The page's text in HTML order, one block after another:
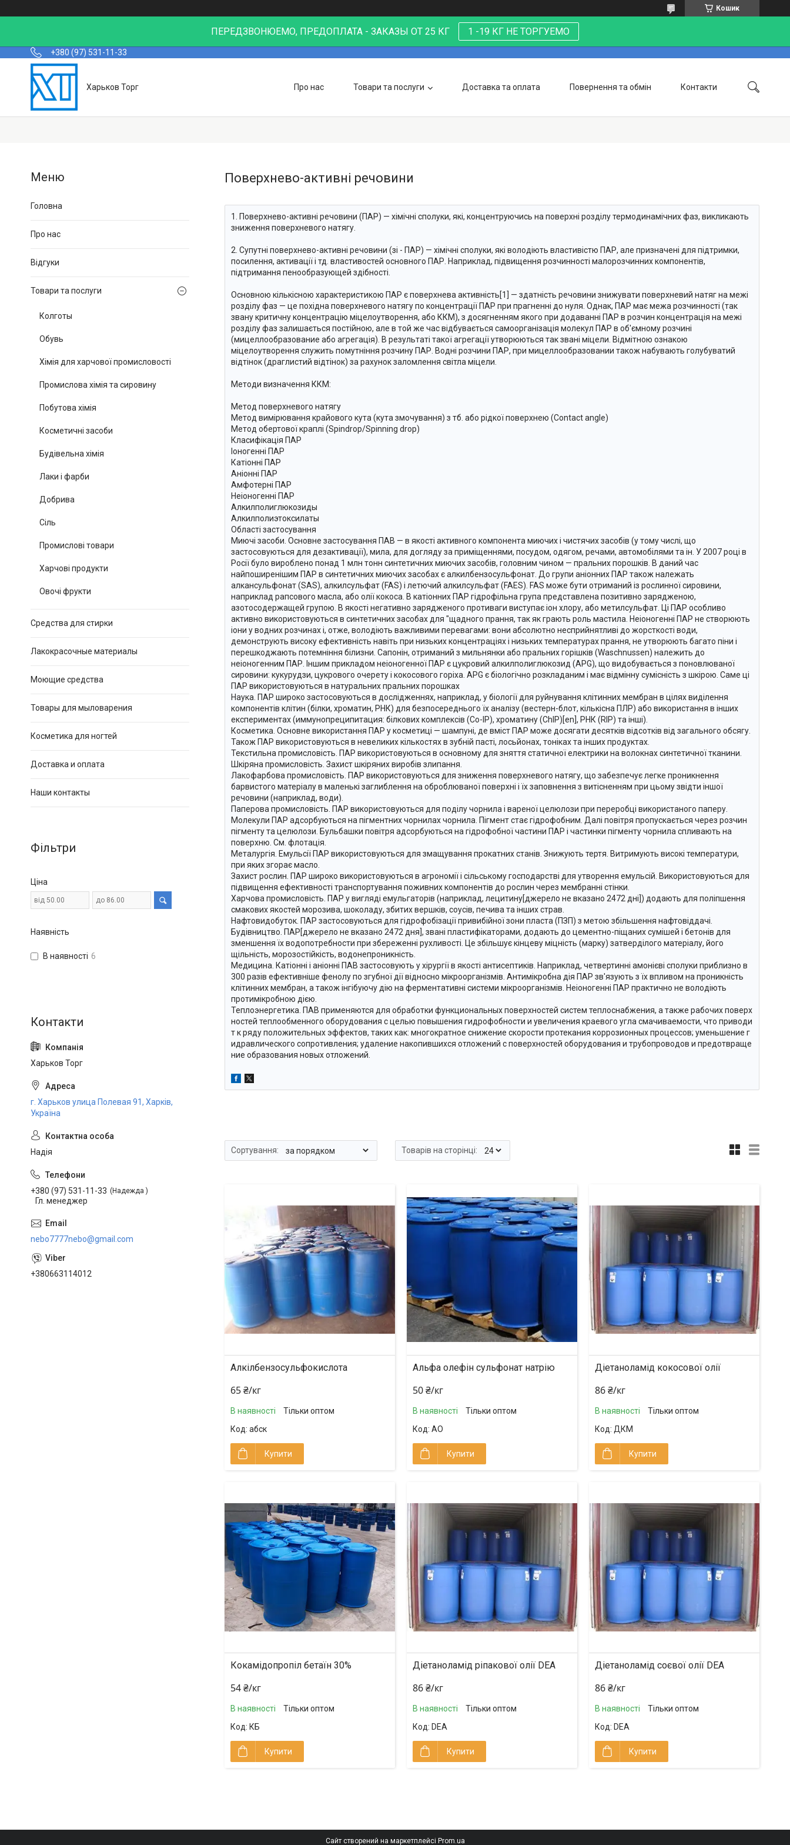
Кошик
ПЕРЕДЗВОНЮЕМО, ПРЕДОПЛАТА - ЗАКАЗЫ ОТ 25 КГ 1 -19 КГ НЕ ТОРГУЕМО
+380 (97) 531-11-33
Харьков Торг Про нас Товари та послуги Доставка та оплата Повернення та обмін Контакти
Поверхнево-активні речовини
1. Поверхнево-активні речовини (ПАР) — хімічні сполуки, які, концентруючись на поверхні розділу термодинамічних фаз, викликають
зниження поверхневого натягу.
2. Супутні поверхнево-активні речовини (зі - ПАР) — хімічні сполуки, які володіють властивістю ПАР, але призначені для підтримки,
посилення, активації і тд. властивостей основного ПАР. Наприклад, підвищення розчинності малорозчинних компонентів,
підтримання пенообразующей здібності.
Основною кількісною характеристикою ПАР є поверхнева активність[1] — здатність речовини знижувати поверхневий натяг на межі
розділу фаз — це похідна поверхневого натягу по концентрації ПАР при прагненні до нуля. Однак, ПАР має межа розчинності (так
звану критичну концентрацію міцелоутворення, або ККМ), з досягненням якого при додаванні ПАР в розчин концентрація на межі
розділу фаз залишається постійною, але в той же час відбувається самоорганізація молекул ПАР в об'ємному розчині
(мицеллообразование або агрегація). В результаті такої агрегації утворюються так звані міцели. Відмітною ознакою
міцелоутворення служить помутніння розчину ПАР. Водні розчини ПАР, при мицеллообразовании також набувають голубуватий
відтінок (драглистий відтінок) за рахунок заломлення світла міцели.
Методи визначення ККМ:
Метод поверхневого натягу
Метод вимірювання крайового кута (кута змочування) з тб. або рідкої поверхнею (Contact angle)
Метод обертової краплі (Spindrop/Spinning drop)
Класифікація ПАР
Іоногенні ПАР
Катіонні ПАР
Аніонні ПАР
Амфотерні ПАР
Неіоногенні ПАР
Алкилполиглюкозиды
Алкилполиэтоксилаты
Області застосування
Миючі засоби. Основне застосування ПАВ — в якості активного компонента миючих і чистячих засобів (у тому числі, що
застосовуються для дезактивації), мила, для догляду за приміщеннями, посудом, одягом, речами, автомобілями та ін. У 2007 році в
Росії було вироблено понад 1 млн тонн синтетичних миючих засобів, головним чином — пральних порошків. В даний час
найпоширенішим ПАР в синтетичних миючих засобах є алкилбензосульфонат. До групи аніонних ПАР також належать
алкансульфонат (SAS), алкилсульфат (FAS) і летючий алкилсульфат (FAES). FAS може бути отриманий із рослинної сировини,
наприклад рапсового масла, або олії кокоса. В катіонних ПАР гідрофільна група представлена позитивно зарядженою,
азотосодержащей групою. В якості негативно зарядженого противаги виступає іон хлору, або метилсульфат. Ці ПАР особливо
активно використовуються в синтетичних засобах для "щадного прання, так як грають роль мастила. Неіоногенні ПАР не створюють
іони у водних розчинах і, отже, володіють важливими перевагами: вони абсолютно несприйнятливі до жорсткості води,
демонструють високу ефективність навіть при низьких концентраціях і низьких температурах прання, не утворюють багато піни і
перешкоджають потемніння білизни. Сапонін, отриманий з мильнянки або пральних горішків (Waschnussen) належить до
неіоногенним ПАР. Іншим прикладом неіоногенної ПАР є цукровий алкилполиглюкозид (APG), що видобувається з поновлюваної
сировини: кукурудзи, цукрового очерету і кокосового горіха. APG є біологічно розкладаним і має відмінну сумісність з шкірою. Саме ці
ПАР використовуються в натуральних пральних порошках
Наука. ПАР широко застосовуються в дослідженнях, наприклад, у біології для руйнування клітинних мембран в цілях виділення
компонентів клітин (білки, хроматин, РНК) для безпосереднього їх аналізу (вестерн-блот, кількісна ПЛР) або використання в інших
експериментах (иммунопреципитация: білкових комплексів (Co-IP), хроматину (ChIP)[en], РНК (RIP) та інші).
Косметика. Основне використання ПАР у косметиці — шампуні, де вміст ПАР може досягати десятків відсотків від загального обсягу.
Також ПАР використовуються в невеликих кількостях в зубній пасті, лосьйонах, тоніках та інших продуктах.
Текстильна промисловість. ПАР використовуються в основному для зняття статичної електрики на волокнах синтетичної тканини.
Шкіряна промисловість. Захист шкіряних виробів злипання.
Лакофарбова промисловість. ПАР використовуються для зниження поверхневого натягу, що забезпечує легке проникнення
барвистого матеріалу в маленькі заглиблення на оброблюваної поверхні і їх заповнення з витісненням при цьому звідти іншої
речовини (наприклад, води).
Паперова промисловість. ПАР використовуються для поділу чорнила і вареної целюлози при переробці використаного паперу.
Молекули ПАР адсорбуються на пігментних чорнилах чорнила. Пігмент стає гідрофобним. Далі повітря пропускається через розчин
пігменту та целюлози. Бульбашки повітря адсорбуються на гідрофобної частини ПАР і частинки пігменту чорнила спливають на
поверхню. См. флотація.
Металургія. Емульсії ПАР використовуються для змащування прокатних станів. Знижують тертя. Витримують високі температури,
при яких згорає масло.
Захист рослин. ПАР широко використовуються в агрономії і сільському господарстві для утворення емульсій. Використовуються для
підвищення ефективності транспортування поживних компонентів до рослин через мембранні стінки.
Харчова промисловість. ПАР у вигляді емульгаторів (наприклад, лецитину[джерело не вказано 2472 дні]) додають для поліпшення
смакових якостей морозива, шоколаду, збитих вершків, соусів, печива та інших страв.
Нафтовидобуток. ПАР застосовуються для гідрофобізації привибійної зони пласта (ПЗП) з метою збільшення нафтовіддачі.
Будівництво. ПАР[джерело не вказано 2472 дня], звані пластифікаторами, додають до цементно-піщаних сумішей і бетонів для
зменшення їх водопотребности при збереженні рухливості. Це збільшує кінцеву міцність (марку) затверділого матеріалу, його
щільність, морозостійкість, водонепроникність.
Медицина. Катіонні і аніонні ПАВ застосовують у хірургії в якості антисептиків. Наприклад, четвертинні амонієві сполуки приблизно в
300 разів ефективніше фенолу по згубної дії відносно мікроорганізмів. Антимікробна дія ПАР зв'язують з їх впливом на проникність
клітинних мембран, а також інгібуючу дію на ферментативні системи мікроорганізмів. Неіоногенні ПАР практично не володіють
протимікробною дією.
Теплоэнергетика. ПАВ применяются для обработки функциональных поверхностей систем теплоснабжения, а также рабочих поверх
ностей теплообменного оборудования с целью повышения гидрофобности и увеличения краевого угла смачиваемости, что приводи
т к ряду положительных эффектов, таких как: многократное снижение скорости протекания коррозионных процессов; уменьшение г
идравлического сопротивления; удаление накопившихся отложений с поверхностей оборудования и трубопроводов и предотвраще
ние образования новых отложений.
Алкілбензосульфокислота
65 ₴/кг
В наявності
Тільки оптом
абск
Купити
Альфа олефін сульфонат натрію
50 ₴/кг
В наявності
Тільки оптом
АО
Купити
Діетаноламід кокосової олії
86 ₴/кг
В наявності
Тільки оптом
ДКМ
Купити
Кокамідопропіл бетаїн 30%
54 ₴/кг
В наявності
Тільки оптом
КБ
Купити
Діетаноламід ріпакової олії DEA
86 ₴/кг
В наявності
Тільки оптом
DEA
Купити
Діетаноламід соєвої олії DEA
86 ₴/кг
В наявності
Тільки оптом
DEA
Купити
Головна
Про нас
Відгуки
Товари та послуги
Колготы
Обувь
Хімія для харчової промисловості
Промислова хімія та сировину
Побутова хімія
Косметичні засоби
Будівельна хімія
Лаки і фарби
Добрива
Сіль
Промислові товари
Харчові продукти
Овочі фрукти
Средства для стирки
Лакокрасочные материалы
Моющие средства
Товары для мыловарения
Косметика для ногтей
Доставка и оплата
Наши контакты
Фільтри
Ціна
Наявність
В наявності 6
Харьков Торг
г. Харьков улица Полевая 91, Харків,
Україна
Надія
+380 (97) 531-11-33 Надежда
Гл. менеджер
nebo7777nebo@gmail.com
+380663114012
Сайт створений на маркетплейсі Prom.ua